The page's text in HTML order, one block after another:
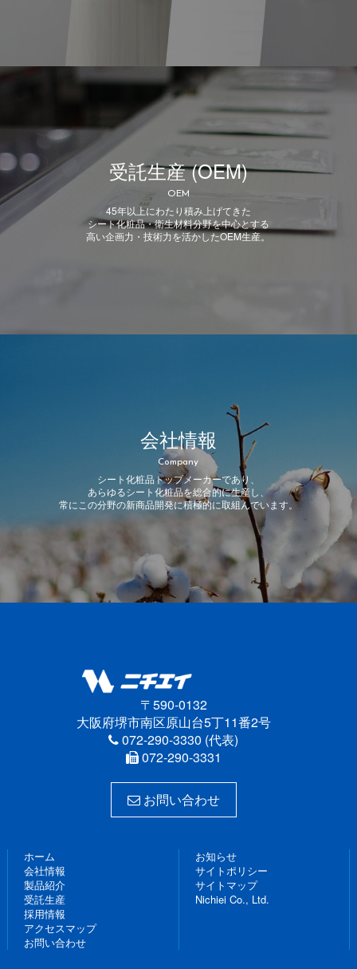
受託生産 (OEM)
OEM
45年以上にわたり積み上げてきた
シート化粧品・衛生材料分野を中心とする
高い企画力・技術力を活かしたOEM生産。
会社情報
Company
シート化粧品トップメーカーであり、
あらゆるシート化粧品を総合的に生産し、
常にこの分野の新商品開発に積極的に取組んでいます。
〒590-0132
大阪府堺市南区原山台5丁11番2号
072-290-3330 (代表)
072-290-3331
お問い合わせ
ホーム
会社情報
製品紹介
受託生産
採用情報
アクセスマップ
お問い合わせ
お知らせ
サイトポリシー
サイトマップ
Nichiei Co., Ltd.